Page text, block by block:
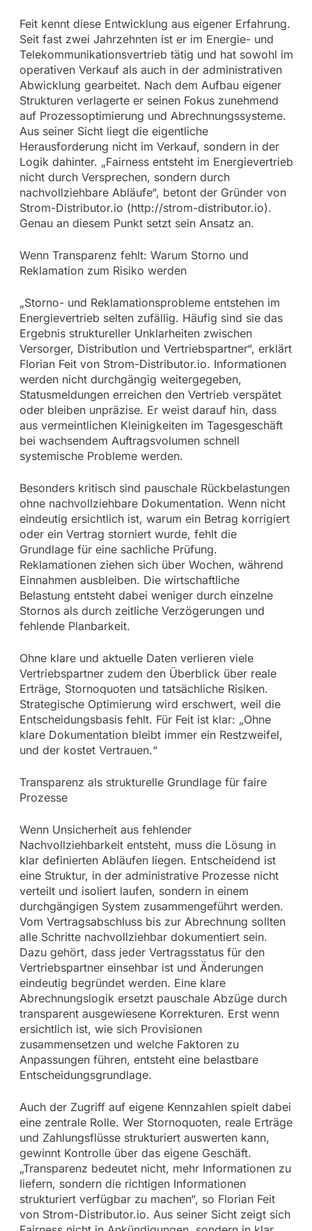
Feit kennt diese Entwicklung aus eigener Erfahrung.
Seit fast zwei Jahrzehnten ist er im Energie- und
Telekommunikationsvertrieb tätig und hat sowohl im
operativen Verkauf als auch in der administrativen
Abwicklung gearbeitet. Nach dem Aufbau eigener
Strukturen verlagerte er seinen Fokus zunehmend
auf Prozessoptimierung und Abrechnungssysteme.
Aus seiner Sicht liegt die eigentliche
Herausforderung nicht im Verkauf, sondern in der
Logik dahinter. „Fairness entsteht im Energievertrieb
nicht durch Versprechen, sondern durch
nachvollziehbare Abläufe“, betont der Gründer von
Strom-Distributor.io (http://strom-distributor.io).
Genau an diesem Punkt setzt sein Ansatz an.
Wenn Transparenz fehlt: Warum Storno und
Reklamation zum Risiko werden
„Storno- und Reklamationsprobleme entstehen im
Energievertrieb selten zufällig. Häufig sind sie das
Ergebnis struktureller Unklarheiten zwischen
Versorger, Distribution und Vertriebspartner“, erklärt
Florian Feit von Strom-Distributor.io. Informationen
werden nicht durchgängig weitergegeben,
Statusmeldungen erreichen den Vertrieb verspätet
oder bleiben unpräzise. Er weist darauf hin, dass
aus vermeintlichen Kleinigkeiten im Tagesgeschäft
bei wachsendem Auftragsvolumen schnell
systemische Probleme werden.
Besonders kritisch sind pauschale Rückbelastungen
ohne nachvollziehbare Dokumentation. Wenn nicht
eindeutig ersichtlich ist, warum ein Betrag korrigiert
oder ein Vertrag storniert wurde, fehlt die
Grundlage für eine sachliche Prüfung.
Reklamationen ziehen sich über Wochen, während
Einnahmen ausbleiben. Die wirtschaftliche
Belastung entsteht dabei weniger durch einzelne
Stornos als durch zeitliche Verzögerungen und
fehlende Planbarkeit.
Ohne klare und aktuelle Daten verlieren viele
Vertriebspartner zudem den Überblick über reale
Erträge, Stornoquoten und tatsächliche Risiken.
Strategische Optimierung wird erschwert, weil die
Entscheidungsbasis fehlt. Für Feit ist klar: „Ohne
klare Dokumentation bleibt immer ein Restzweifel,
und der kostet Vertrauen.“
Transparenz als strukturelle Grundlage für faire
Prozesse
Wenn Unsicherheit aus fehlender
Nachvollziehbarkeit entsteht, muss die Lösung in
klar definierten Abläufen liegen. Entscheidend ist
eine Struktur, in der administrative Prozesse nicht
verteilt und isoliert laufen, sondern in einem
durchgängigen System zusammengeführt werden.
Vom Vertragsabschluss bis zur Abrechnung sollten
alle Schritte nachvollziehbar dokumentiert sein.
Dazu gehört, dass jeder Vertragsstatus für den
Vertriebspartner einsehbar ist und Änderungen
eindeutig begründet werden. Eine klare
Abrechnungslogik ersetzt pauschale Abzüge durch
transparent ausgewiesene Korrekturen. Erst wenn
ersichtlich ist, wie sich Provisionen
zusammensetzen und welche Faktoren zu
Anpassungen führen, entsteht eine belastbare
Entscheidungsgrundlage.
Auch der Zugriff auf eigene Kennzahlen spielt dabei
eine zentrale Rolle. Wer Stornoquoten, reale Erträge
und Zahlungsflüsse strukturiert auswerten kann,
gewinnt Kontrolle über das eigene Geschäft.
„Transparenz bedeutet nicht, mehr Informationen zu
liefern, sondern die richtigen Informationen
strukturiert verfügbar zu machen“, so Florian Feit
von Strom-Distributor.io. Aus seiner Sicht zeigt sich